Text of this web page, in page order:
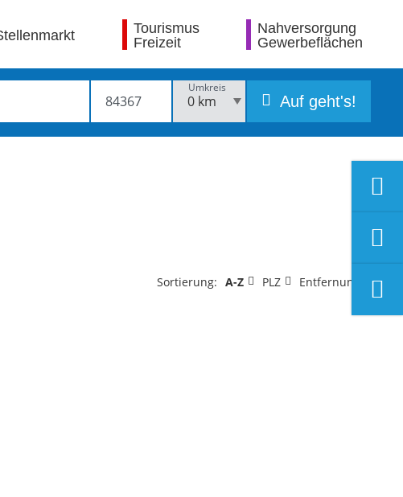
Tourismus
Freizeit
Nahversorgung
Gewerbeflächen
Umkreis
Auf geht's!
Sortierung: A-Z PLZ Entfernung